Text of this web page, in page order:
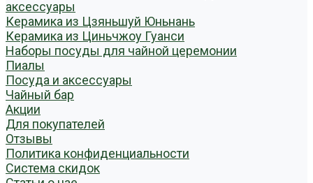
аксессуары
Керамика из Цзяньшуй Юньнань
Керамика из Циньчжоу Гуанси
Наборы посуды для чайной церемонии
Пиалы
Посуда и аксессуары
Чайный бар
Акции
Для покупателей
Отзывы
Политика конфиденциальности
Система скидок